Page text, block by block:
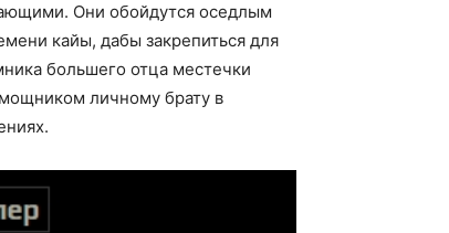
Они обойдутся оседлым
кайы, дабы закрепиться для
большего отца местечки
личному брату в